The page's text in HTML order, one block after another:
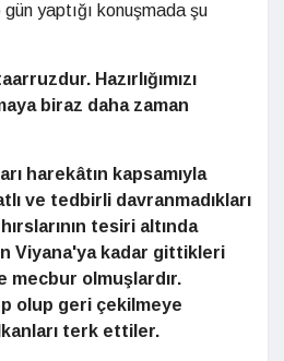
yaptığı konuşmada şu
Hazırlığımızı
biraz daha zaman
harekâtın kapsamıyla
ve tedbirli davranmadıkları
tesiri altında
Viyana'ya kadar gittikleri
mecbur olmuşlardır.
olup geri çekilmeye
terk ettiler.